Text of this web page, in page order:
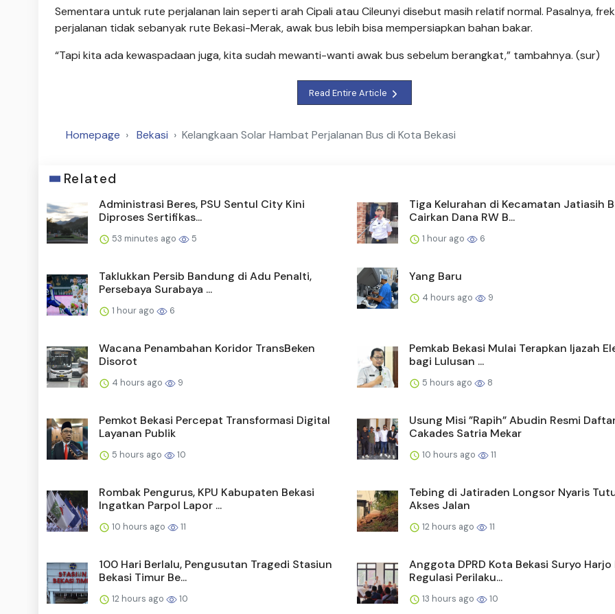
Sementara untuk rute perjalanan lain seperti arah Cipali atau Cileunyi disebut masih relatif normal. Pasalnya,
perjalanan tidak sebanyak rute Bekasi-Merak, awak bus lebih bisa mempersiapkan bahan bakar.
“Tapi kita ada kewaspadaan juga, kita sudah mewanti-wanti awak bus sebelum berangkat,” tambahnya. (sur)
Read Entire Article
Homepage Bekasi Kelangkaan Solar Hambat Perjalanan Bus di Kota Bekasi
Related
Administrasi Beres, PSU Sentul City Kini
Diproses Sertifikas...
53 minutes ago 5
Tiga Kelurahan di Kecamatan Jatiasih
Cairkan Dana RW B...
1 hour ago 6
Taklukkan Persib Bandung di Adu Penalti,
Persebaya Surabaya ...
1 hour ago 6
Yang Baru
4 hours ago 9
Wacana Penambahan Koridor TransBeken
Disorot
4 hours ago 9
Pemkab Bekasi Mulai Terapkan Ijazah
bagi Lulusan ...
5 hours ago 8
Pemkot Bekasi Percepat Transformasi Digital
Layanan Publik
5 hours ago 10
Usung Misi ”Rapih” Abudin Resmi
Cakades Satria Mekar
10 hours ago 11
Rombak Pengurus, KPU Kabupaten Bekasi
Ingatkan Parpol Lapor ...
10 hours ago 11
Tebing di Jatiraden Longsor Nyaris
Akses Jalan
12 hours ago 11
100 Hari Berlalu, Pengusutan Tragedi Stasiun
Bekasi Timur Be...
12 hours ago 10
Anggota DPRD Kota Bekasi Suryo Harjo
Regulasi Perilaku...
13 hours ago 10